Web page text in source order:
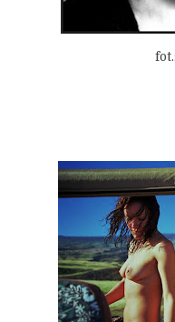
fot.: